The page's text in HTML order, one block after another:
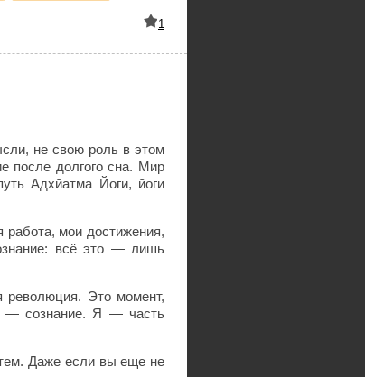
1
не свою роль в этом
после долгого сна. Мир
Адхйатма Йоги, йоги
мои достижения,
всё это — лишь
революция. Это момент,
— сознание. Я — часть
Даже если вы еще не